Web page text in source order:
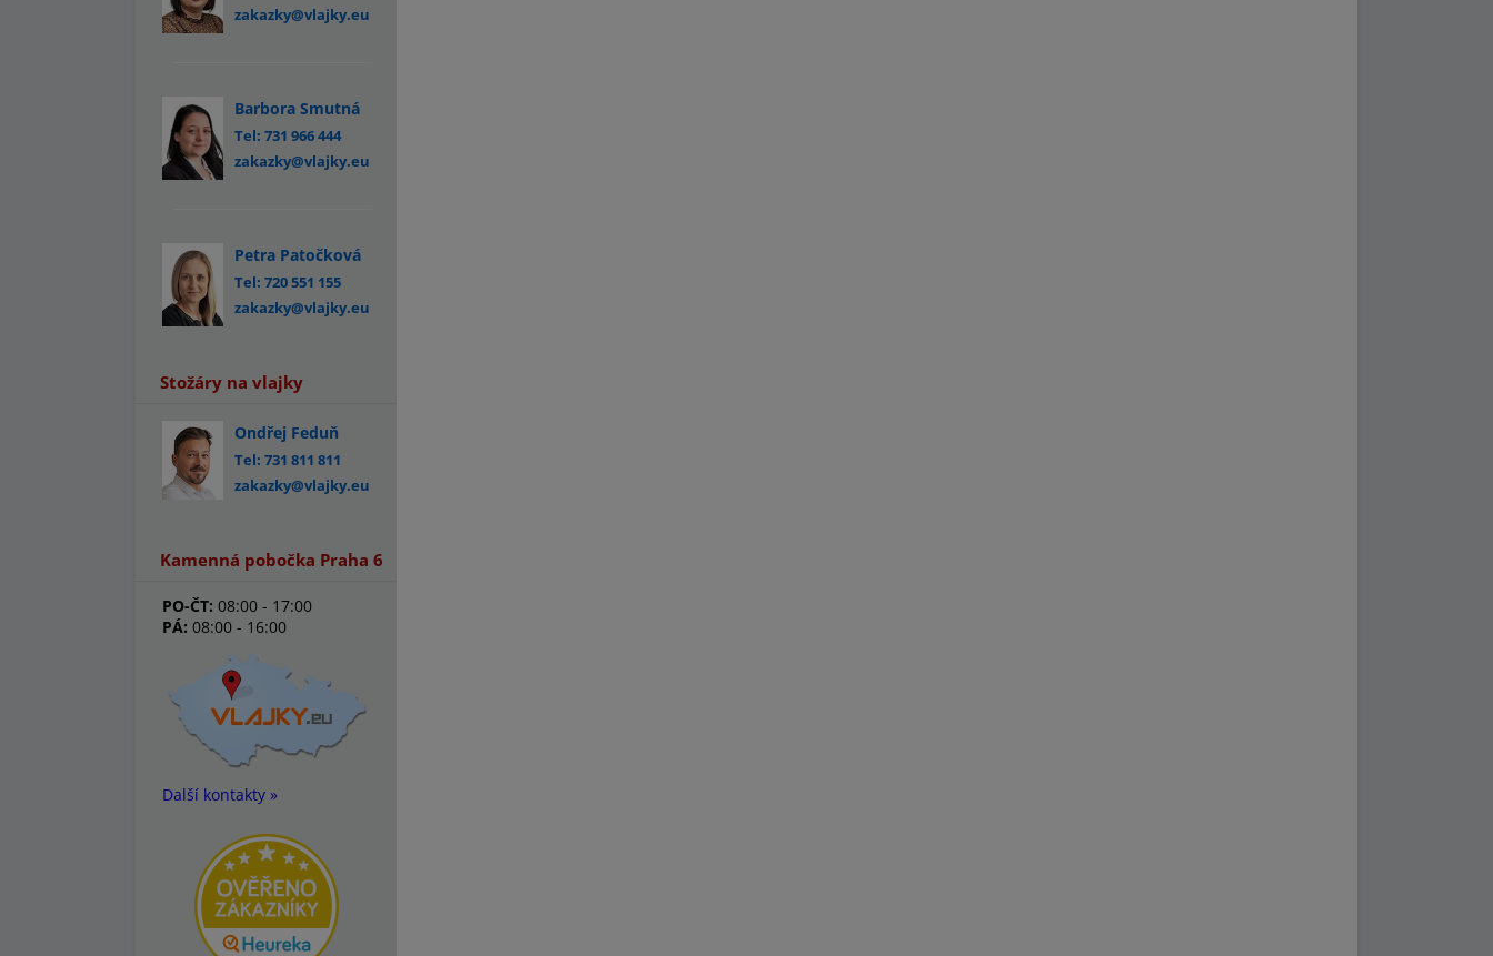
zakazky@vlajky.eu
Barbora Smutná
Tel: 731 966 444
zakazky@vlajky.eu
Petra Patočková
Tel: 720 551 155
zakazky@vlajky.eu
Stožáry na vlajky
Ondřej Feduň
Tel: 731 811 811
zakazky@vlajky.eu
Kamenná pobočka Praha 6
PO-ČT: 08:00 - 17:00
PÁ: 08:00 - 16:00
Další kontakty »